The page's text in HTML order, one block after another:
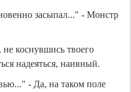
засыпал..." - Монстр
коснувшись твоего
надеяться, наивный.
- Да, на таком поле